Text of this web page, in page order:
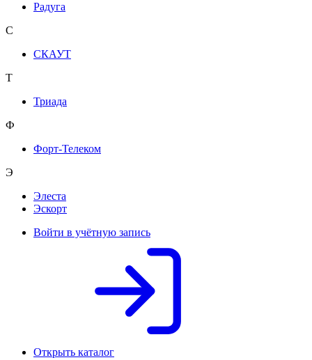
Радуга
С
СКАУТ
Т
Триада
Ф
Форт-Телеком
Э
Элеста
Эскорт
Войти в учётную запись
Открыть каталог